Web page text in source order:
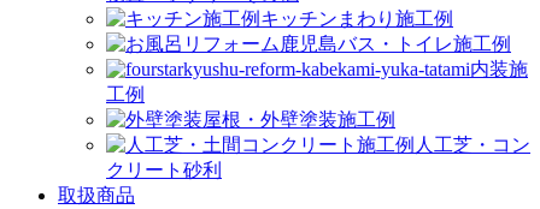
キッチンまわり施工例
バス・トイレ施工例
内装施
工例
屋根・外壁塗装施工例
人工芝・コン
クリート砂利
取扱商品